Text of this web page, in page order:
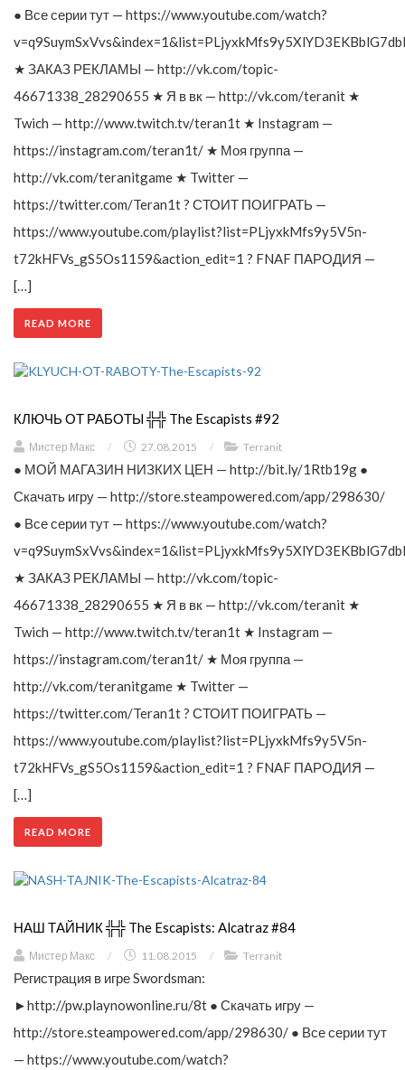
● Все серии тут — https://www.youtube.com/watch?
★ ЗАКАЗ РЕКЛАМЫ — http://vk.com/topic-
46671338_28290655 ★ Я в вк — http://vk.com/teranit ★
Twich — http://www.twitch.tv/teran1t ★ Instagram —
https://instagram.com/teran1t/ ★ Моя группа —
http://vk.com/teranitgame ★ Twitter —
https://twitter.com/Teran1t ? СТОИТ ПОИГРАТЬ —
https://www.youtube.com/playlist?list=PLjyxkMfs9y5V5n-
t72kHFVs_gS5Os1159&action_edit=1 ? FNAF ПАРОДИЯ —
[…]
READ MORE
КЛЮЧЬ ОТ РАБОТЫ ╬╬ The Escapists #92
Мистер Макс / 27.08.2015 / Terranit
● МОЙ МАГАЗИН НИЗКИХ ЦЕН — http://bit.ly/1Rtb19g ●
Скачать игру — http://store.steampowered.com/app/298630/
● Все серии тут — https://www.youtube.com/watch?
★ ЗАКАЗ РЕКЛАМЫ — http://vk.com/topic-
46671338_28290655 ★ Я в вк — http://vk.com/teranit ★
Twich — http://www.twitch.tv/teran1t ★ Instagram —
https://instagram.com/teran1t/ ★ Моя группа —
http://vk.com/teranitgame ★ Twitter —
https://twitter.com/Teran1t ? СТОИТ ПОИГРАТЬ —
https://www.youtube.com/playlist?list=PLjyxkMfs9y5V5n-
t72kHFVs_gS5Os1159&action_edit=1 ? FNAF ПАРОДИЯ —
[…]
READ MORE
НАШ ТАЙНИК ╬╬ The Escapists: Alcatraz #84
Мистер Макс / 11.08.2015 / Terranit
Регистрация в игре Swordsman:
►http://pw.playnowonline.ru/8t ● Скачать игру —
http://store.steampowered.com/app/298630/ ● Все серии тут
— https://www.youtube.com/watch?